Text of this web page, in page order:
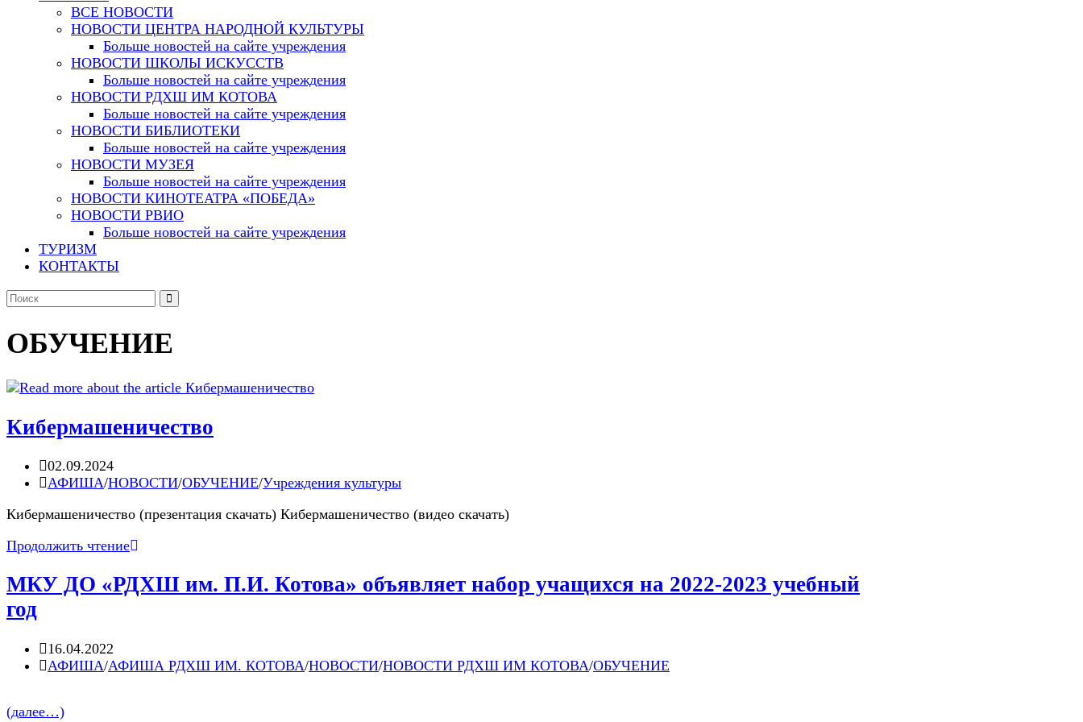
ВСЕ НОВОСТИ
НОВОСТИ ЦЕНТРА НАРОДНОЙ КУЛЬТУРЫ
Больше новостей на сайте учреждения
НОВОСТИ ШКОЛЫ ИСКУССТВ
Больше новостей на сайте учреждения
НОВОСТИ РДХШ ИМ КОТОВА
Больше новостей на сайте учреждения
НОВОСТИ БИБЛИОТЕКИ
Больше новостей на сайте учреждения
НОВОСТИ МУЗЕЯ
Больше новостей на сайте учреждения
НОВОСТИ КИНОТЕАТРА «ПОБЕДА»
НОВОСТИ РВИО
Больше новостей на сайте учреждения
ТУРИЗМ
КОНТАКТЫ
ОБУЧЕНИЕ
Кибермашеничество
Запись
опубликована:
02.09.2024
Post
АФИША/НОВОСТИ/ОБУЧЕНИЕ/Учреждения культуры
Кибермашеничество (презентация скачать) Кибермашеничество (видео скачать)
Продолжить чтениеКибермашеничество
МКУ ДО «РДХШ им. П.И. Котова» объявляет набор учащихся на 2022-2023 учебный
год
Запись
опубликована:
16.04.2022
Post
АФИША/АФИША РДХШ ИМ. КОТОВА/НОВОСТИ/НОВОСТИ РДХШ ИМ КОТОВА/ОБУЧЕНИЕ
(далее…)